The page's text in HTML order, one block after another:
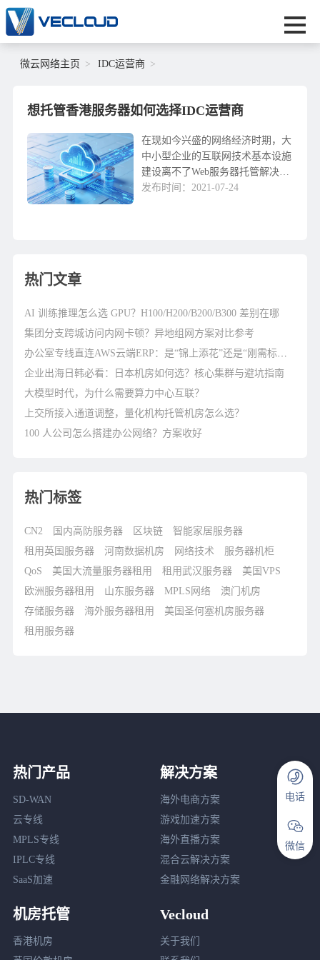
微云网络主页 IDC运营商
想托管香港服务器如何选择IDC运营商
在现如今兴盛的网络经济时期，大
中小型企业的互联网技术基本设施
建设离不了Web服务器托管解决方
案。如何选择IDC运营商？一般，
发布时间：2021-07-24
热门文章
AI 训练推理怎么选 GPU？H100/H200/B200/B300 差别在哪
集团分支跨城访问内网卡顿？异地组网方案对比参考
办公室专线直连AWS云端ERP：是“锦上添花”还是“刚需标配”？
企业出海日韩必看：日本机房如何选？核心集群与避坑指南
大模型时代，为什么需要算力中心互联？
上交所接入通道调整，量化机构托管机房怎么选？
100 人公司怎么搭建办公网络？方案收好
热门标签
CN2 国内高防服务器 区块链
智能家居服务器
租用英国服务器
河南数据机房 网络技术
服务器机柜
QoS
美国大流量服务器租用 租用武汉服务器
美国VPS
欧洲服务器租用
山东服务器 MPLS网络
澳门机房
存储服务器
海外服务器租用
美国圣何塞机房服务器
租用服务器
热门产品
SD-WAN
云专线
MPLS专线
IPLC专线
SaaS加速
解决方案
海外电商方案
游戏加速方案
海外直播方案
混合云解决方案
金融网络解决方案
机房托管
香港机房
Vecloud
关于我们
电话
微信